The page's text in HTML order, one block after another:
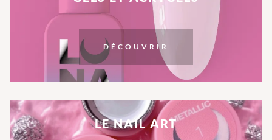
DÉCOUVRIR
LE NAIL ART